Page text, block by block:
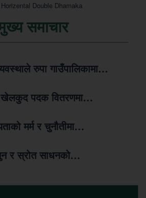
समाचार
रुपा गाउँपालिकामा…
खेलकुद पदक वितरणमा…
मर्म र चुनौतीमा…
र स्रोत साधनको…